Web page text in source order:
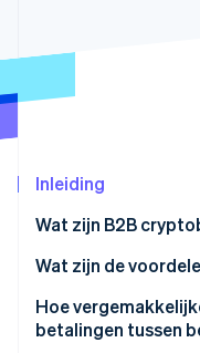
Climate
Nu
Inleiding
Wat zijn B2B
Wat zijn de
Hoe
betalingen tussen